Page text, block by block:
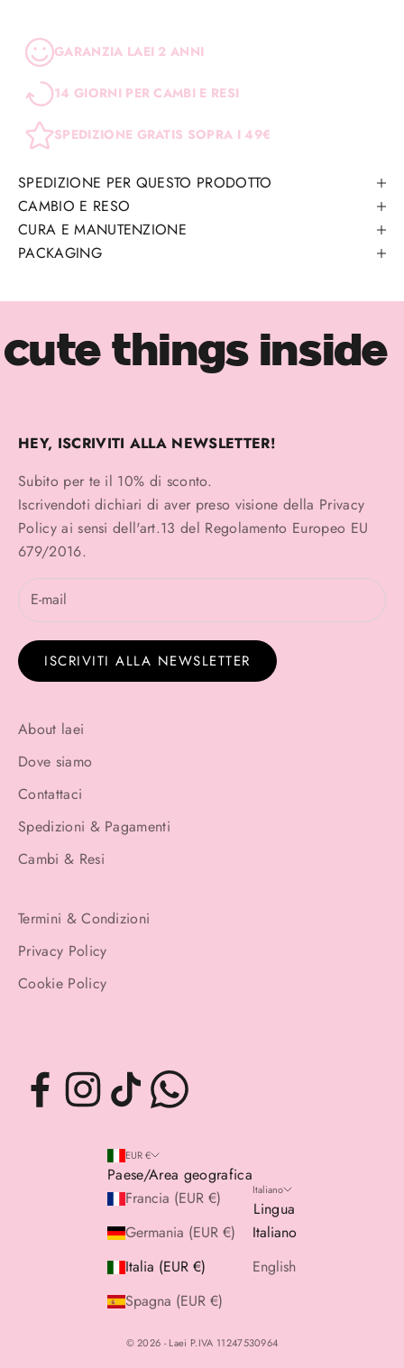
GARANZIA LAEI 2 ANNI
14 GIORNI PER CAMBI E RESI
SPEDIZIONE GRATIS SOPRA I 49€
SPEDIZIONE PER QUESTO PRODOTTO
CAMBIO E RESO
CURA E MANUTENZIONE
PACKAGING
cute things inside
HEY, ISCRIVITI ALLA NEWSLETTER!
Subito per te il 10% di sconto.
Iscrivendoti dichiari di aver preso visione della Privacy
Policyai sensi dell'art.13 del Regolamento Europeo EU
679/2016.
ISCRIVITI ALLA NEWSLETTER
About laei
Dove siamo
Contattaci
Spedizioni & Pagamenti
Cambi & Resi
Termini & Condizioni
Privacy Policy
Cookie Policy
EUR €
Paese/Area geografica
Francia (EUR €)
Germania (EUR €)
Italia (EUR €)
Spagna (EUR €)
Italiano
Lingua
Italiano
English
© 2026 - Laei P.IVA 11247530964